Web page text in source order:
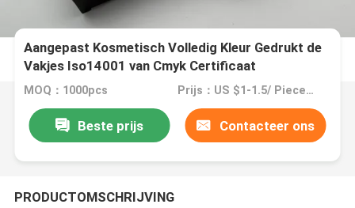
Aangepast Kosmetisch Volledig Kleur Gedrukt de
Vakjes Iso14001 van Cmyk Certificaat
MOQ：1000pcs Prijs：US $1-1.5/ Piece / Negotiate
Beste prijs Contacteer ons
PRODUCTOMSCHRIJVING